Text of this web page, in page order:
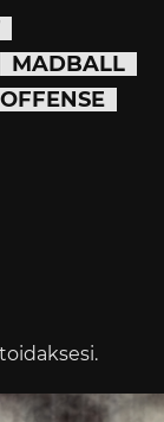
MADBALL